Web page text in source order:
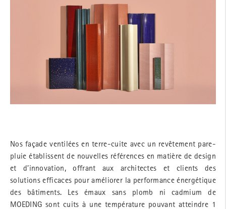
Nos façade ventilées en terre-cuite avec un revêtement pare-
pluie établissent de nouvelles références en matière de design
et d’innovation, offrant aux architectes et clients des
solutions efficaces pour améliorer la performance énergétique
des bâtiments. Les émaux sans plomb ni cadmium de
MOEDING sont cuits à une température pouvant atteindre 1